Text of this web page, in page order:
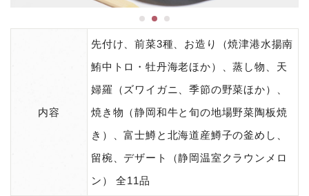
内容
先付け、前菜3種、お造り（焼津港水揚南
鮪中トロ・牡丹海老ほか）、蒸し物、天
婦羅（ズワイガニ、季節の野菜ほか）、
焼き物（静岡和牛と旬の地場野菜陶板焼
き）、富士鱒と北海道産鱒子の釜めし、
留椀、デザート（静岡温室クラウンメロ
ン） 全11品